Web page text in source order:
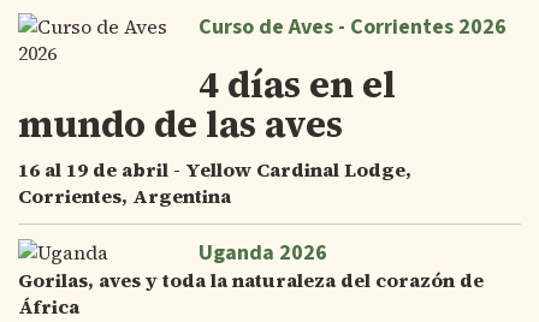
Curso de Aves - Corrientes 2026
4 días en el
mundo de las aves
16 al 19 de abril - Yellow Cardinal Lodge,
Corrientes, Argentina
Uganda 2026
Gorilas, aves y toda la naturaleza del corazón de
África